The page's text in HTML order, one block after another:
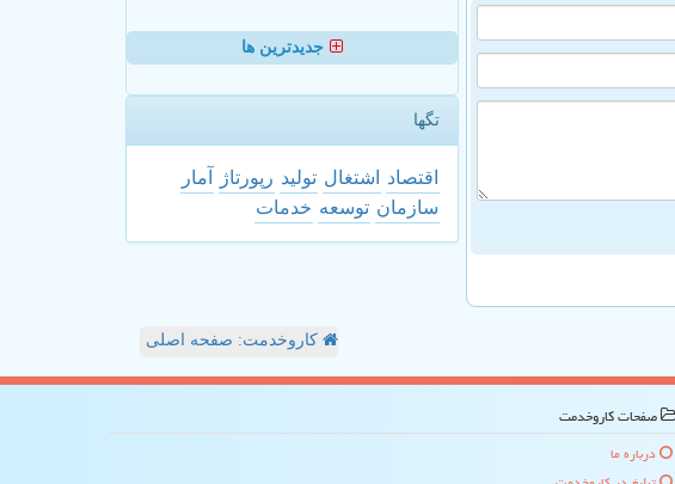
جدیدترین ها
تگها
اقتصاد اشتغال تولید رپورتاژ
آمار
سازمان توسعه خدمات
کاروخدمت: صفحه اصلی
صفحات كاروخدمت
درباره ما